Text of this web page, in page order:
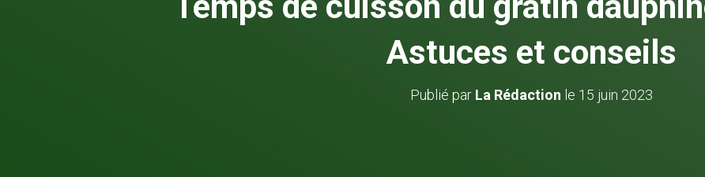
Astuces et conseils
Publié par La Rédaction le 15 juin 2023